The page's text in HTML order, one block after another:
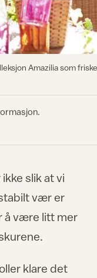
Amazilia som
slik at vi
vær er
å være litt mer
klare det